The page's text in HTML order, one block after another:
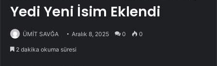
Yedi Yeni İsim Eklendi
ÜMİT SAVĞA Aralık 8, 2025 0 0
2 dakika okuma süresi